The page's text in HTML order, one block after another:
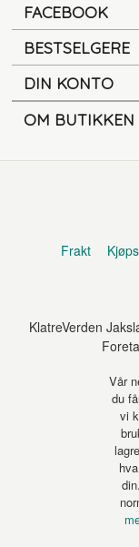
FACEBOOK
BESTSELGERE
DIN KONTO
OM BUTIKKEN
Frakt
KlatreVerden
Vår
du
vi